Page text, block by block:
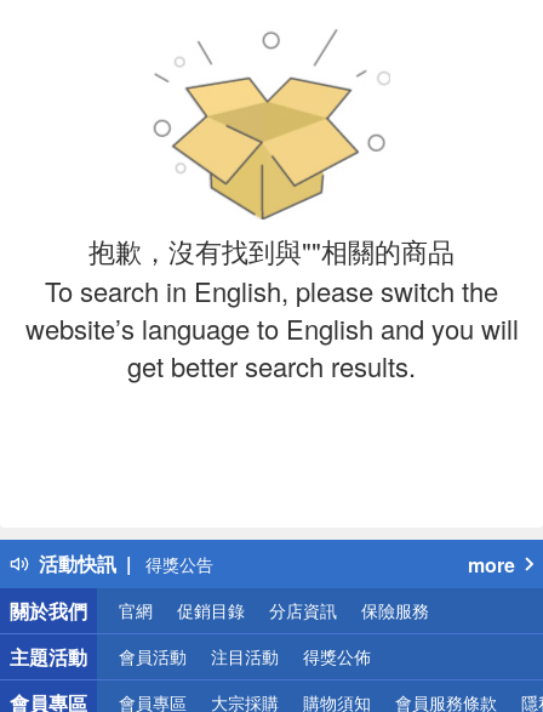
抱歉，沒有找到與""相關的商品
To search in English, please switch the
website’s language to English and you will
get better search results.
活動快訊
詐騙網頁！請小心！
得獎公告
熱門話題
銀行優惠
偏遠地區配送
詐騙網頁！請小心！
more
關於我們
官網 促銷目錄 分店資訊 保險服務
主題活動 會員活動 注目活動 得獎公佈
會員專區 會員專區 大宗採購 購物須知 會員服務條款 隱